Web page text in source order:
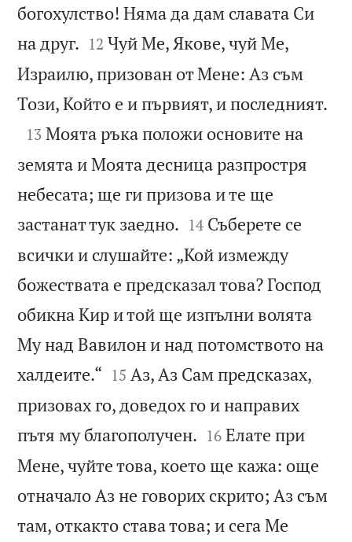
богохулство! Няма да дам славата Си
на друг. 

12 Чуй Ме, Якове, чуй Ме,
Израилю, призован от Мене: Аз съм
Този, Който е и първият, и последният.

13 Моята ръка положи основите на
земята и Моята десница разпростря
небесата; ще ги призова и те ще
застанат тук заедно. 

14 Съберете се
всички и слушайте: „Кой измежду
божествата е предсказал това? Господ
обикна Кир и той ще изпълни волята
Му над Вавилон и над потомството на
халдеите.“ 

15 Аз, Аз Сам предсказах,
призовах го, доведох го и направих
пътя му благополучен. 

16 Елате при
Мене, чуйте това, което ще кажа: още
отначало Аз не говорих скрито; Аз съм
там, откакто става това; и сега Ме